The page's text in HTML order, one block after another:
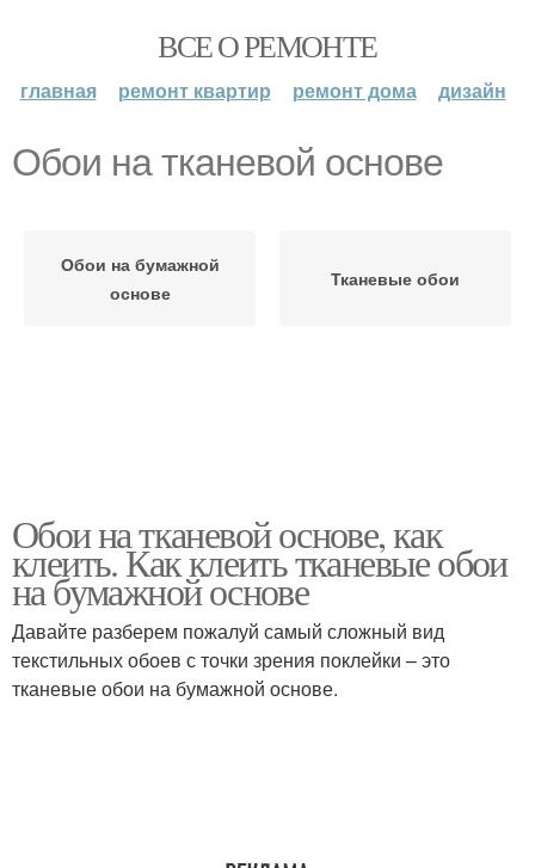
ВСЕ О РЕМОНТЕ
главная ремонт квартир ремонт дома дизайн
Обои на тканевой основе
Обои на бумажной
основе
Тканевые обои
Обои на тканевой основе, как
клеить. Как клеить тканевые обои
на бумажной основе
Давайте разберем пожалуй самый сложный вид
текстильных обоев с точки зрения поклейки – это
тканевые обои на бумажной основе.